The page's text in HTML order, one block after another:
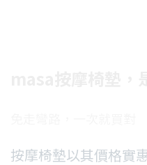
按摩椅墊以其價格實